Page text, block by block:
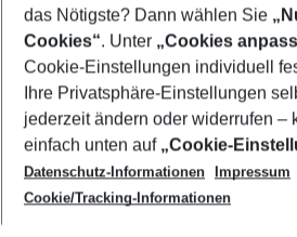
Footer
Footer navigation
Über uns
AGB
Cookie-Einstellungen ändern
Cookie-Richtlinie
Datenschutz
Service & Hilfe
Barrierefreies Reisen
Check-in
Folgen Sie uns
das Nötigste? Dann wählen Sie
Cookies“. Unter „Cookies
Cookie-Einstellungen individuell
Ihre Privatsphäre-Einstellungen
jederzeit ändern oder widerrufen –
einfach unten auf „Cookie-
Datenschutz-Informationen
Impressum
Cookie/Tracking-Informationen